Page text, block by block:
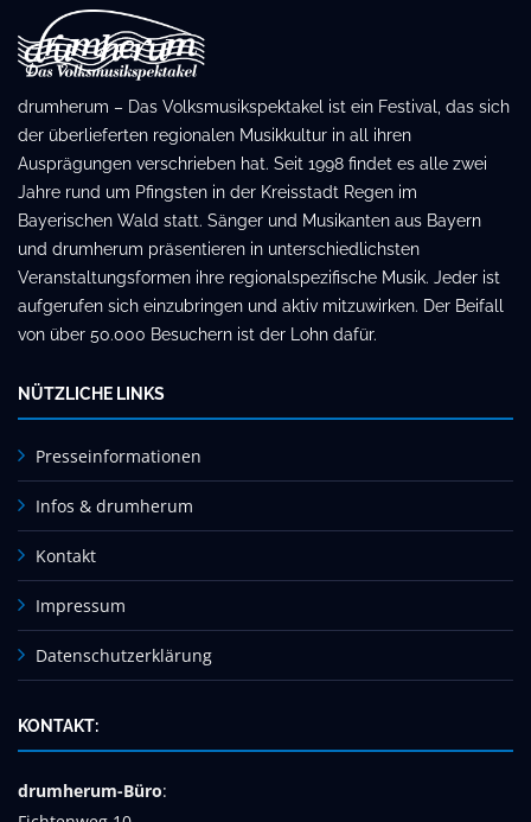
drumherum – Das Volksmusikspektakel ist ein Festival, das sich
der überlieferten regionalen Musikkultur in all ihren
Ausprägungen verschrieben hat. Seit 1998 findet es alle zwei
Jahre rund um Pfingsten in der Kreisstadt Regen im
Bayerischen Wald statt. Sänger und Musikanten aus Bayern
und drumherum präsentieren in unterschiedlichsten
Veranstaltungsformen ihre regionalspezifische Musik. Jeder ist
aufgerufen sich einzubringen und aktiv mitzuwirken. Der Beifall
von über 50.000 Besuchern ist der Lohn dafür.
NÜTZLICHE LINKS
Presseinformationen
Infos & drumherum
Kontakt
Impressum
Datenschutzerklärung
KONTAKT:
drumherum-Büro: